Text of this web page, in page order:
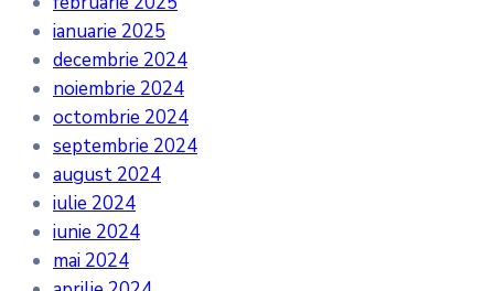
ianuarie 2025
decembrie 2024
noiembrie 2024
octombrie 2024
septembrie 2024
august 2024
iulie 2024
iunie 2024
mai 2024